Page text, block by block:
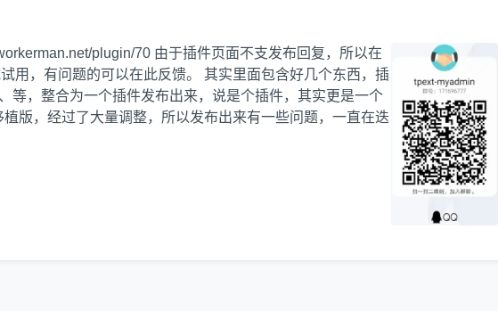
plugin/70 由于插件页面不支发布回复，所以在
用，有问题的可以在此反馈。 其实里面包含好几个东西，插
等，整合为一个插件发布出来，说是个插件，其实更是一个
版，经过了大量调整，所以发布出来有一些问题，一直在迭